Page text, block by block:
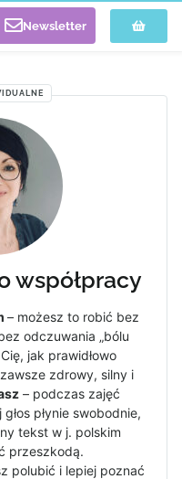
Newsletter
współpracy
– możesz to robić bez
odczuwania „bólu
jak prawidłowo
zdrowy, silny i
– podczas zajęć
płynie swobodnie,
tekst w j. polskim
przeszkodą.
polubić i lepiej poznać